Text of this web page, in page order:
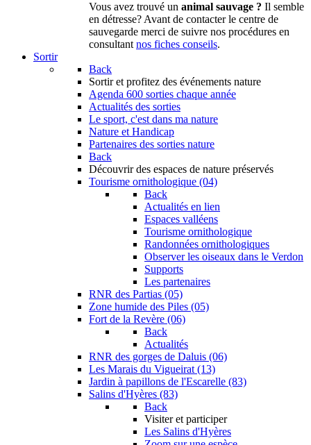
Vous avez trouvé un animal sauvage ? Il semble
en détresse? Avant de contacter le centre de
sauvegarde merci de suivre nos procédures en
consultant nos fiches conseils.
Sortir
Back
Sortir et profitez des événements nature
Agenda 600 sorties chaque année
Actualités des sorties
Le sport, c'est dans ma nature
Nature et Handicap
Partenaires des sorties nature
Back
Découvrir des espaces de nature préservés
Tourisme ornithologique (04)
Back
Actualités en lien
Espaces valléens
Tourisme ornithologique
Randonnées ornithologiques
Observer les oiseaux dans le Verdon
Supports
Les partenaires
RNR des Partias (05)
Zone humide des Piles (05)
Fort de la Revère (06)
Back
Actualités
RNR des gorges de Daluis (06)
Les Marais du Vigueirat (13)
Jardin à papillons de l'Escarelle (83)
Salins d'Hyères (83)
Back
Visiter et participer
Les Salins d'Hyères